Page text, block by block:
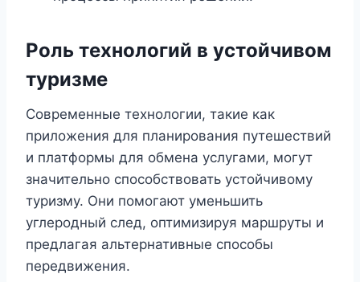
Роль технологий в устойчивом
туризме
Современные технологии, такие как
приложения для планирования путешествий
и платформы для обмена услугами, могут
значительно способствовать устойчивому
туризму. Они помогают уменьшить
углеродный след, оптимизируя маршруты и
предлагая альтернативные способы
передвижения.